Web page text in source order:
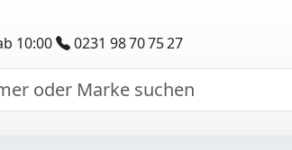
10:00 0231 98 70 75 27